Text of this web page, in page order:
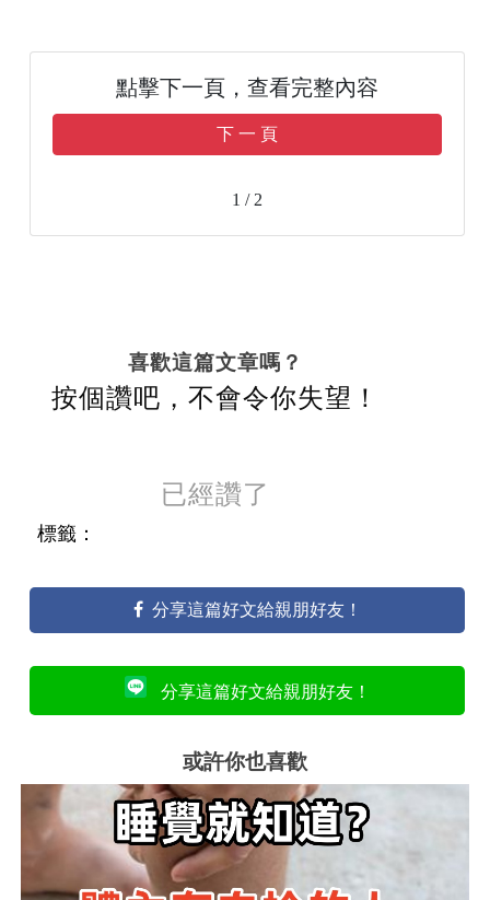
點擊下一頁，查看完整內容
下 一 頁
1 / 2
喜歡這篇文章嗎？
按個讚吧，不會令你失望！
已經讚了
標籤：
分享這篇好文給親朋好友！
分享這篇好文給親朋好友！
或許你也喜歡